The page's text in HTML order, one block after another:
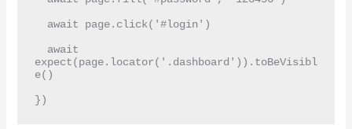
expect(page.locator('.dashboard')).toBeVisibl
e()